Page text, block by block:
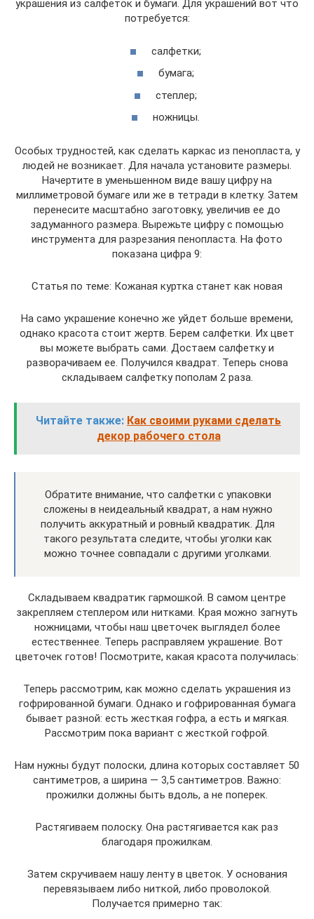
украшения из салфеток и бумаги. Для украшений вот что
потребуется:
салфетки;
бумага;
степлер;
ножницы.
Особых трудностей, как сделать каркас из пенопласта, у
людей не возникает. Для начала установите размеры.
Начертите в уменьшенном виде вашу цифру на
миллиметровой бумаге или же в тетради в клетку. Затем
перенесите масштабно заготовку, увеличив ее до
задуманного размера. Вырежьте цифру с помощью
инструмента для разрезания пенопласта. На фото
показана цифра 9:
Статья по теме: Кожаная куртка станет как новая
На само украшение конечно же уйдет больше времени,
однако красота стоит жертв. Берем салфетки. Их цвет
вы можете выбрать сами. Достаем салфетку и
разворачиваем ее. Получился квадрат. Теперь снова
складываем салфетку пополам 2 раза.
Читайте также: Как своими руками сделать
декор рабочего стола
Обратите внимание, что салфетки с упаковки
сложены в неидеальный квадрат, а нам нужно
получить аккуратный и ровный квадратик. Для
такого результата следите, чтобы уголки как
можно точнее совпадали с другими уголками.
Складываем квадратик гармошкой. В самом центре
закрепляем степлером или нитками. Края можно загнуть
ножницами, чтобы наш цветочек выглядел более
естественнее. Теперь расправляем украшение. Вот
цветочек готов! Посмотрите, какая красота получилась:
Теперь рассмотрим, как можно сделать украшения из
гофрированной бумаги. Однако и гофрированная бумага
бывает разной: есть жесткая гофра, а есть и мягкая.
Рассмотрим пока вариант с жесткой гофрой.
Нам нужны будут полоски, длина которых составляет 50
сантиметров, а ширина — 3,5 сантиметров. Важно:
прожилки должны быть вдоль, а не поперек.
Растягиваем полоску. Она растягивается как раз
благодаря прожилкам.
Затем скручиваем нашу ленту в цветок. У основания
перевязываем либо ниткой, либо проволокой.
Получается примерно так: